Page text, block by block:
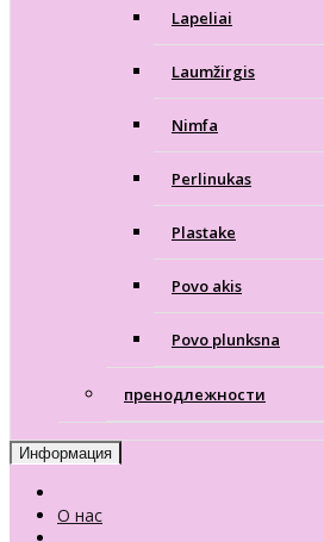
Lapeliai
Laumžirgis
Nimfa
Perlinukas
Plastake
Povo akis
Povo plunksna
пренодлежности
Информация
О нас